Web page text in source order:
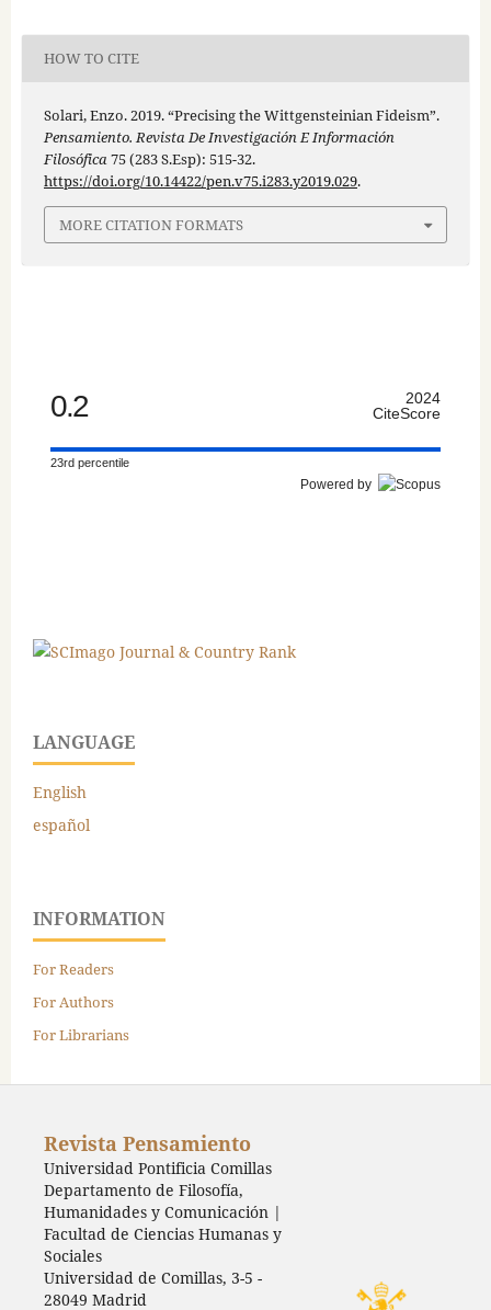
HOW TO CITE
Solari, Enzo. 2019. “Precising the Wittgensteinian Fideism”.
Pensamiento. Revista De Investigación E Información
Filosófica 75 (283 S.Esp): 515-32.
https://doi.org/10.14422/pen.v75.i283.y2019.029.
MORE CITATION FORMATS
0.2
2024
CiteScore
23rd percentile
Powered by
LANGUAGE
English
español
INFORMATION
For Readers
For Authors
For Librarians
Revista Pensamiento
Universidad Pontificia Comillas
Departamento de Filosofía,
Humanidades y Comunicación |
Facultad de Ciencias Humanas y
Sociales
Universidad de Comillas, 3-5 -
28049 Madrid